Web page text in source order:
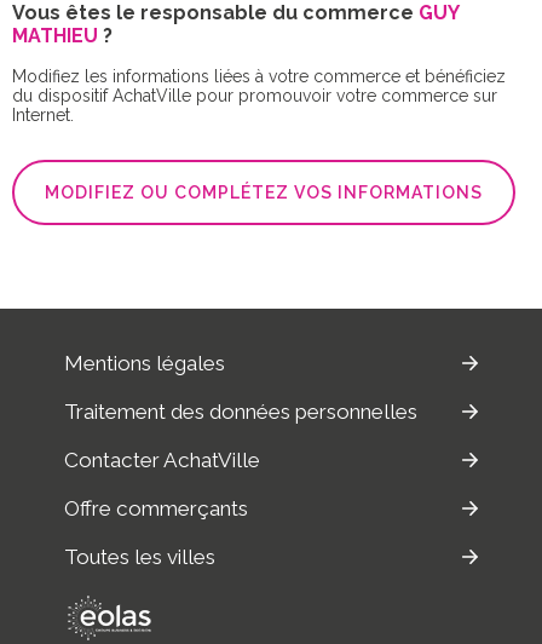
Vous êtes le responsable du commerce GUY
MATHIEU ?
Modifiez les informations liées à votre commerce et bénéficiez
du dispositif AchatVille pour promouvoir votre commerce sur
Internet.
MODIFIEZ OU COMPLÉTEZ VOS INFORMATIONS
Mentions légales
Traitement des données personnelles
Contacter AchatVille
Offre commerçants
Toutes les villes